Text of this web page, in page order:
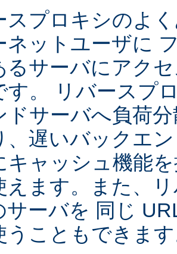
スプロキシのよ
ネットユーザに
るサーバにアク
す。 リバースプ
ドサーバへ負荷
、遅いバックエ
キャッシュ機能
えます。また、
サーバを 同じ
うこともできま